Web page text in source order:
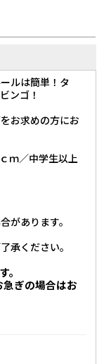
ルは簡単！タ
ンゴ！
お求めの方にお
ｍ／中学生以上
があります。
承ください。
ぎの場合はお